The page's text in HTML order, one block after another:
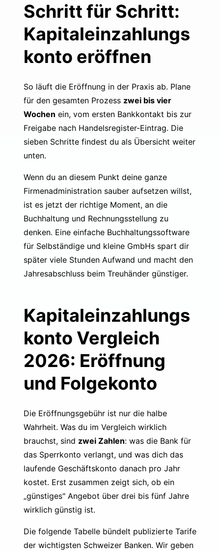
Schritt für Schritt:
Kapitaleinzahlungs
konto eröffnen
So läuft die Eröffnung in der Praxis ab. Plane
für den gesamten Prozess zwei bis vier
Wochen ein, vom ersten Bankkontakt bis zur
Freigabe nach Handelsregister-Eintrag. Die
sieben Schritte findest du als Übersicht weiter
unten.
Wenn du an diesem Punkt deine ganze
Firmenadministration sauber aufsetzen willst,
ist es jetzt der richtige Moment, an die
Buchhaltung und Rechnungsstellung zu
denken. Eine einfache Buchhaltungssoftware
für Selbständige und kleine GmbHs spart dir
später viele Stunden Aufwand und macht den
Jahresabschluss beim Treuhänder günstiger.
Kapitaleinzahlungs
konto Vergleich
2026: Eröffnung
und Folgekonto
Die Eröffnungsgebühr ist nur die halbe
Wahrheit. Was du im Vergleich wirklich
brauchst, sind zwei Zahlen: was die Bank für
das Sperrkonto verlangt, und was dich das
laufende Geschäftskonto danach pro Jahr
kostet. Erst zusammen zeigt sich, ob ein
„günstiges" Angebot über drei bis fünf Jahre
wirklich günstig ist.
Die folgende Tabelle bündelt publizierte Tarife
der wichtigsten Schweizer Banken. Wir geben